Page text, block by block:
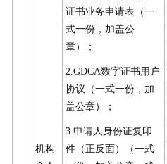
机构
证书业务申请表（一
式一份，加盖公
章）；
2.GDCA数字证书用户
协议（一式一份，加
盖公章）；
3.申请人身份证复印
件（正反面）（一式